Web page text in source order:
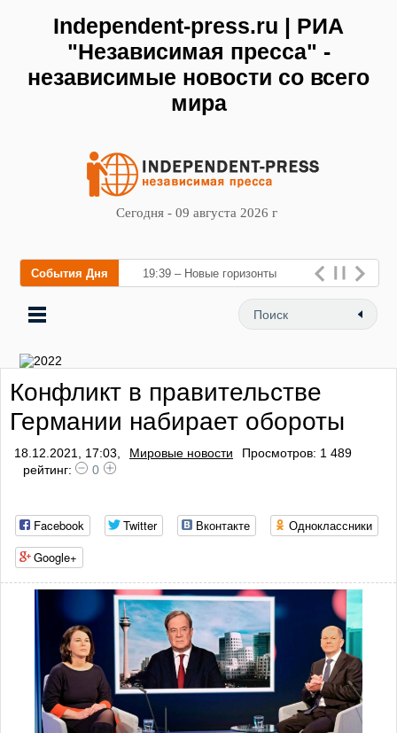
Independent-press.ru | РИА
"Независимая пресса" -
независимые новости со всего
мира
Сегодня - 09 августа 2026 г
События Дня 19:39 – Новые горизонты
флебологии: в Москве
открылся «Городской центр
Конфликт в правительстве
Германии набирает обороты
18.12.2021, 17:03, Мировые новости
Просмотров: 1 489
рейтинг:
0
Facebook Twitter Вконтакте
Одноклассники
Google+